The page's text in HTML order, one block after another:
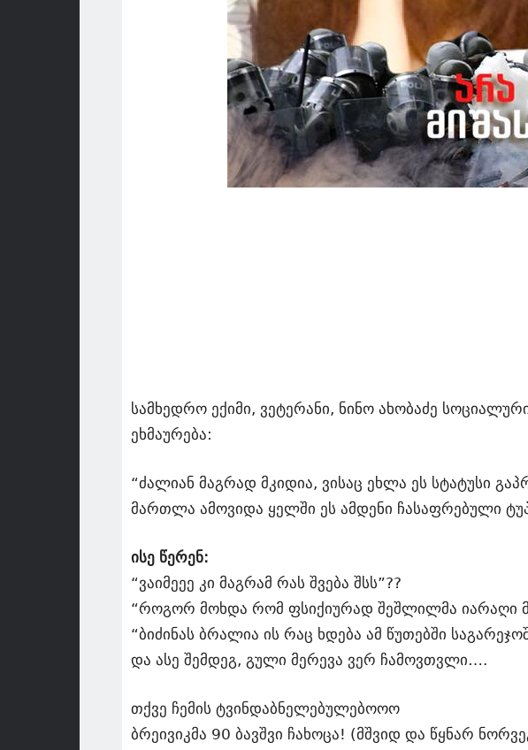
სამხედრო ექიმი, ვეტერანი, ნინო ახობაძე
ეხმაურება:
“ძალიან მაგრად მკიდია, ვისაც ეხლა ეს სტატუსი
მართლა ამოვიდა ყელში ეს ამდენი ჩასაფრებული
ისე წერენ:
“ვაიმეეე კი მაგრამ რას შვება შსს”??
“როგორ მოხდა რომ ფსიქიურად შეშლილმა იარაღი
“ბიძინას ბრალია ის რაც ხდება ამ წუთებში
და ასე შემდეგ, გული მერევა ვერ ჩამოვთვლი….
თქვე ჩემის ტვინდაბნელებულებოოო
ბრეივიკმა 90 ბავშვი ჩახოცა! (მშვიდ და წყნარ